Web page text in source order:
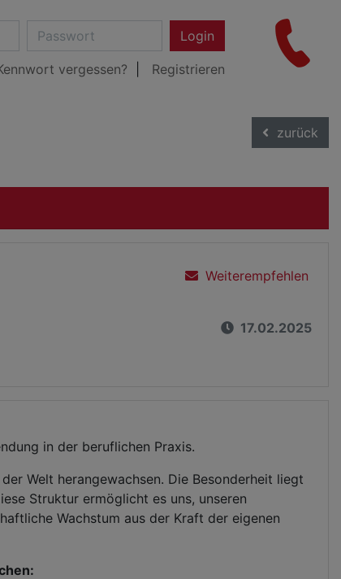
Login
vergessen? Registrieren
zurück
Weiterempfehlen
17.02.2025
in der beruflichen Praxis.
Welt herangewachsen. Die Besonderheit liegt
Struktur ermöglicht es uns, unseren
Wachstum aus der Kraft der eigenen